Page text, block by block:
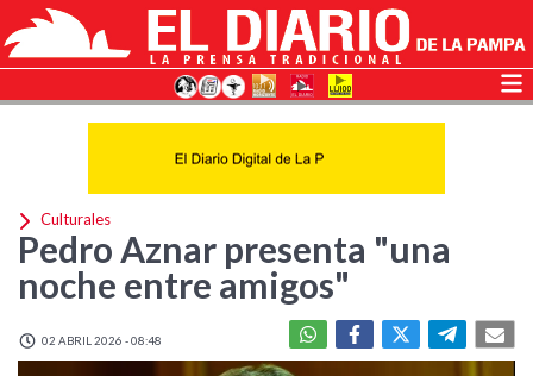
Culturales
Pedro Aznar presenta "una
noche entre amigos"
02 ABRIL 2026 - 08:48